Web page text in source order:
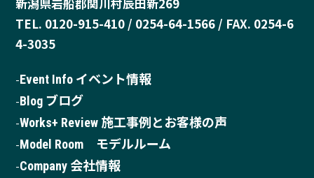
TEL. 0120-915-410 / 0254-64-1566 / FAX. 0254-6
4-3035
Event Info イベント情報
Blog ブログ
Works+ Review 施工事例とお客様の声
Model Room モデルルーム
Company 会社情報